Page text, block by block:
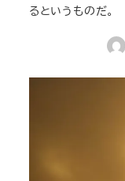
るというものだ。